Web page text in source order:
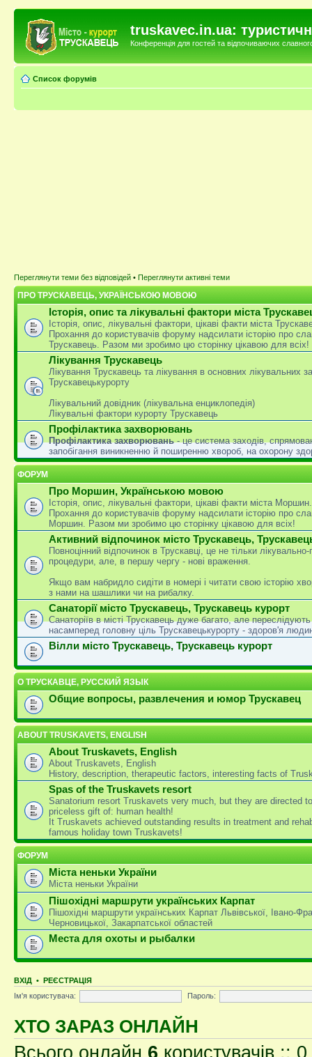
truskavec.in.ua:
Конференція для гостей та відпочиваючих
Список форумів
Переглянути теми без відповідей • Переглянути активні теми
ПРО ТРУСКАВЕЦЬ, УКРАЇНСЬКОЮ МОВОЮ
Історія, опис та лікувальні фактори міста
Історія, опис, лікувальні фактори, цікаві факти міста
Прохання до користувачів форуму надсилати історію про
Трускавець. Разом ми зробимо цю сторінку цікавою для всіх!
Лікування Трускавець
Лікування Трускавець та лікування в основних лікувальних
Трускавецькурорту
Лікувальний довідник (лікувальна енциклопедія)
Лікувальні фактори курорту Трускавець
Профілактика захворювань
Профілактика захворювань- це система заходів,
запобігання виникненню й поширенню хвороб, на охорону
ФОРУМ
Про Моршин, Українською мовою
Історія, опис, лікувальні фактори, цікаві факти міста Моршин.
Прохання до користувачів форуму надсилати історію про
Моршин. Разом ми зробимо цю сторінку цікавою для всіх!
Активний відпочинок місто Трускавець,
Повноцінний відпочинок в Трускавці, це не тільки лікувально-
процедури, але, в першу чергу - нові враження.
Якщо вам набридло сидіти в номері і читати свою історію
з нами на шашлики чи на рибалку.
Санаторії місто Трускавець, Трускавець курорт
Санаторіїв в місті Трускавець дуже багато, але
насамперед головну ціль Трускавецькурорту - здоров'я
Вілли місто Трускавець, Трускавець курорт
О ТРУСКАВЦЕ, РУССКИЙ ЯЗЫК
Общие вопросы, развлечения и юмор Трускавец
ABOUT TRUSKAVETS, ENGLISH
About Truskavets, English
About Truskavets, English
History, description, therapeutic factors, interesting facts of
Spas of the Truskavets resort
Sanatorium resort Truskavets very much, but they are directed
priceless gift of: human health!
It Truskavets achieved outstanding results in treatment and
famous holiday town Truskavets!
ФОРУМ
Міста неньки України
Міста неньки України
Пішохідні маршрути українських Карпат
Пішохідні маршрути українських Карпат Львівської, Івано-
Черновицької, Закарпатської областей
Места для охоты и рыбалки
ВХІД • РЕЄСТРАЦІЯ
Ім'я користувача:
Пароль:
ХТО ЗАРАЗ ОНЛАЙН
Всього онлайн 6 користувачів ::